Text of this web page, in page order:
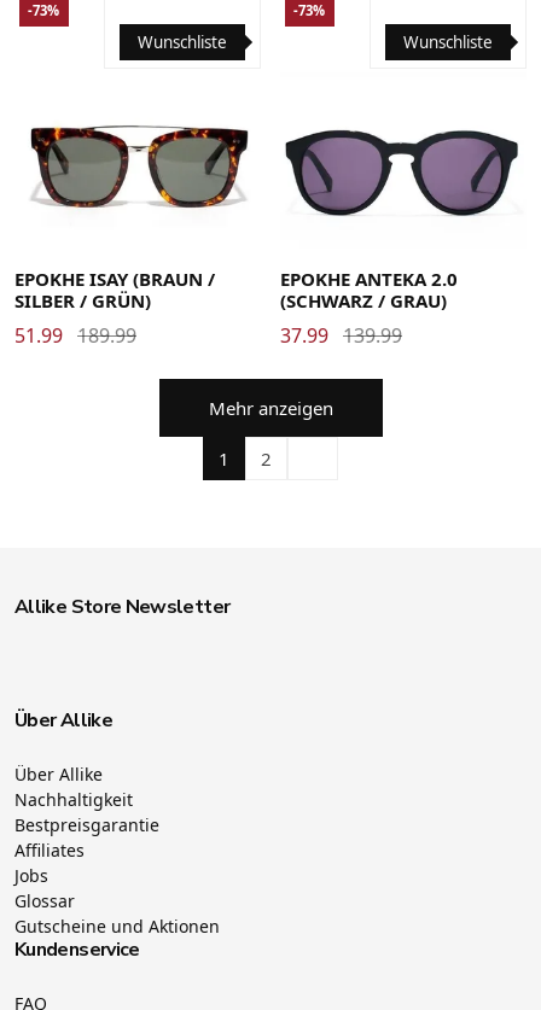
Wunschliste
-73%
EPOKHE ISAY (BRAUN /
SILBER / GRÜN)
51.99 189.99
Wunschliste
-73%
EPOKHE ANTEKA 2.0
(SCHWARZ / GRAU)
37.99 139.99
Mehr anzeigen
1 2
Allike Store Newsletter
Über Allike
Über Allike
Nachhaltigkeit
Bestpreisgarantie
Affiliates
Jobs
Glossar
Gutscheine und Aktionen
Kundenservice
FAQ